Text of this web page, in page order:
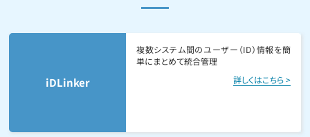
iDLinker
複数システム間のユーザー（ID）情報を簡
単にまとめて統合管理
詳しくはこちら >